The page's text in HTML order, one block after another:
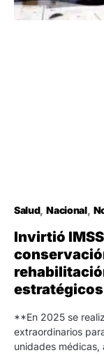
Salud Nacional
Invirtió
estratégicos
**En 2025 se
extraordinarios
unidades